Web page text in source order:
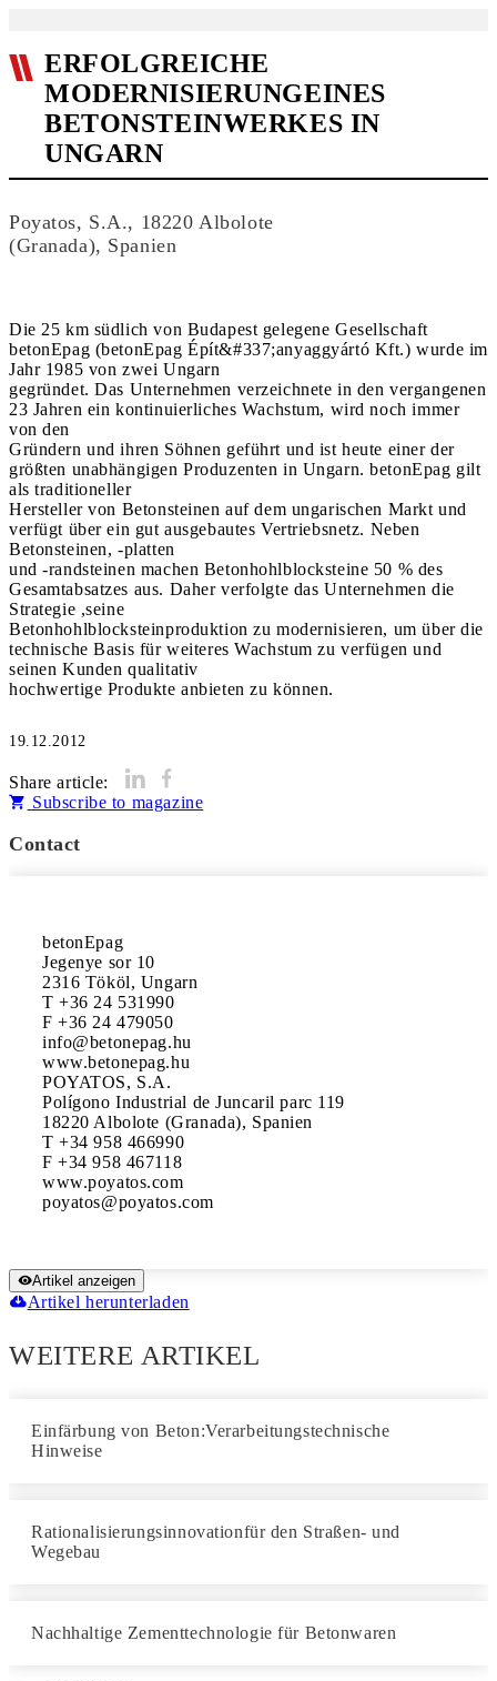
ERFOLGREICHE
MODERNISIERUNGEINES
BETONSTEINWERKES IN
UNGARN
Poyatos, S.A., 18220 Albolote
(Granada), Spanien
Die 25 km südlich von Budapest gelegene Gesellschaft
betonEpag (betonEpag Épít&#337;anyaggyártó Kft.) wurde im
Jahr 1985 von zwei Ungarn
gegründet. Das Unternehmen verzeichnete in den vergangenen
23 Jahren ein kontinuierliches Wachstum, wird noch immer
von den
Gründern und ihren Söhnen geführt und ist heute einer der
größten unabhängigen Produzenten in Ungarn. betonEpag gilt
als traditioneller
Hersteller von Betonsteinen auf dem ungarischen Markt und
verfügt über ein gut ausgebautes Vertriebsnetz. Neben
Betonsteinen, -platten
und -randsteinen machen Betonhohlblocksteine 50 % des
Gesamtabsatzes aus. Daher verfolgte das Unternehmen die
Strategie ,seine
Betonhohlblocksteinproduktion zu modernisieren, um über die
technische Basis für weiteres Wachstum zu verfügen und
seinen Kunden qualitativ
hochwertige Produkte anbieten zu können.
19.12.2012
Share article:
Subscribe to magazine
Contact
betonEpag
Jegenye sor 10
2316 Tököl, Ungarn
T +36 24 531990
F +36 24 479050
info@betonepag.hu
www.betonepag.hu
POYATOS, S.A.
Polígono Industrial de Juncaril parc 119
18220 Albolote (Granada), Spanien
T +34 958 466990
F +34 958 467118
www.poyatos.com
Artikel anzeigen
Artikel herunterladen
WEITERE ARTIKEL
Einfärbung von Beton:Verarbeitungstechnische
Hinweise
Rationalisierungsinnovationfür den Straßen- und
Wegebau
Nachhaltige Zementtechnologie für Betonwaren